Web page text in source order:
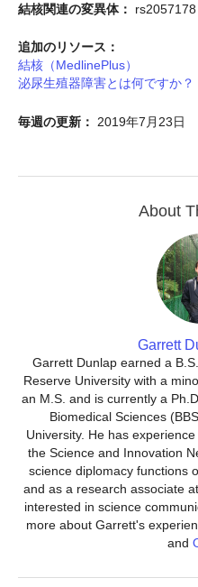
結核関連の変異体： rs2057178
追加のリソース：
結核（MedlinePlus）
泌尿生殖器障害とは何ですか？
毎週の更新： 2019年7月23日
About
Garrett
Garrett Dunlap earned a
Reserve University with a
an M.S. and is currently a
Biomedical Sciences
University. He has
the Science and Innovation
science diplomacy functions
and as a research associate
interested in science
more about Garrett's
and